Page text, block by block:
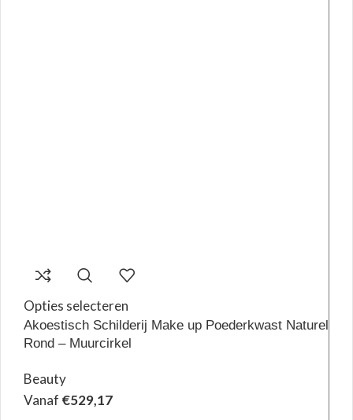
Opties selecteren
Akoestisch Schilderij Make up Poederkwast Naturel
Rond – Muurcirkel
Beauty
Vanaf €529,17